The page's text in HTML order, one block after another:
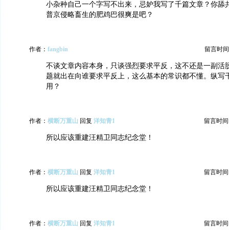
小杂种自己一个字写不出来，忌妒我写了千篇文章？你舔
普京侵略畜生的肥鸡巴很爽是吧？
作者： fangbin 留言时
不谈文章内容本身，只谈强烈要求平反，这不还是一副活
题就出在向谁要求平反上，这么基本的常识都不懂。纵写
用？
作者： 横断万重山 回复 洋知青1 留言时间
所以应该重建汪精卫同志纪念堂！
作者： 横断万重山 回复 洋知青1 留言时间
所以应该重建汪精卫同志纪念堂！
作者： 横断万重山 回复 洋知青1 留言时间